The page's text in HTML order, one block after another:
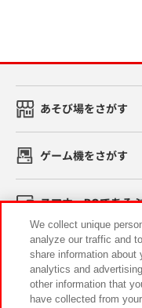
あそび場をさがす
ゲーム機をさがす
スマホ・PCであそ
イベント・キャンペ
We collect unique
analyze our traffic and
share information about
analytics and
other information that
have collected from